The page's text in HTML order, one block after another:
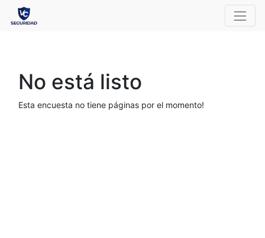
No está listo
Esta encuesta no tiene páginas por el momento!